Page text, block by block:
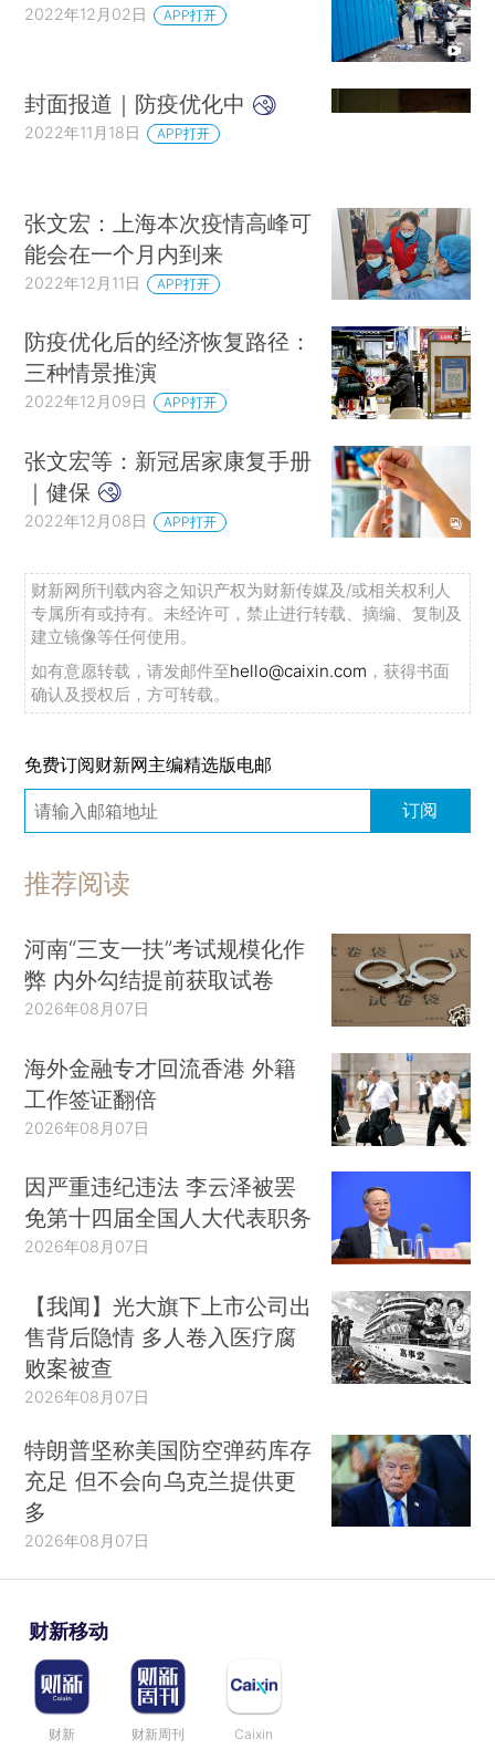
2022年12月02日 APP打开
封面报道｜防疫优化中
2022年11月18日 APP打开
张文宏：上海本次疫情高峰可
能会在一个月内到来
2022年12月11日 APP打开
防疫优化后的经济恢复路径：
三种情景推演
2022年12月09日 APP打开
张文宏等：新冠居家康复手册
｜健保
2022年12月08日 APP打开
财新网所刊载内容之知识产权为财新传媒及/或相关权利人
专属所有或持有。未经许可，禁止进行转载、摘编、复制及
建立镜像等任何使用。
如有意愿转载，请发邮件至hello@caixin.com ，获得书面
确认及授权后，方可转载。
免费订阅财新网主编精选版电邮
订阅
推荐阅读
河南“三支一扶”考试规模化作
弊 内外勾结提前获取试卷
2026年08月07日
海外金融专才回流香港 外籍
工作签证翻倍
2026年08月07日
因严重违纪违法 李云泽被罢
免第十四届全国人大代表职务
2026年08月07日
【我闻】光大旗下上市公司出
售背后隐情 多人卷入医疗腐
败案被查
2026年08月07日
特朗普坚称美国防空弹药库存
充足 但不会向乌克兰提供更
多
2026年08月07日
财新移动
财新 财新周刊 Caixin